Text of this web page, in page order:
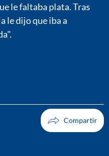
le faltaba plata. Tras
le dijo que iba a